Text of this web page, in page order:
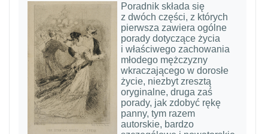
Poradnik składa się
z dwóch części, z których
pierwsza zawiera ogólne
porady dotyczące życia
i właściwego zachowania
młodego mężczyzny
wkraczającego w dorosłe
życie, niezbyt zresztą
oryginalne, druga zaś
porady, jak zdobyć rękę
panny, tym razem
autorskie, bardzo